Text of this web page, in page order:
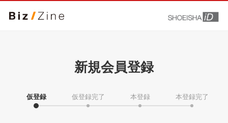
新規会員登録
仮登録 仮登録完了 本登録 本登録完了